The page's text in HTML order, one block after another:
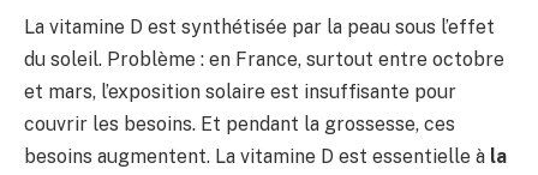
La vitamine D est synthétisée par la peau sous l’effet
du soleil. Problème : en France, surtout entre octobre
et mars, l’exposition solaire est insuffisante pour
couvrir les besoins. Et pendant la grossesse, ces
besoins augmentent. La vitamine D est essentielle à la